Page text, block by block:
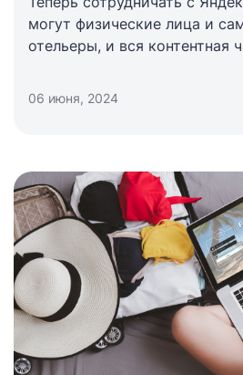
могут физические лица и
отельеры, и вся контентная
06 июня, 2024